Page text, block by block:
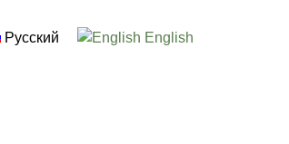
Русский English